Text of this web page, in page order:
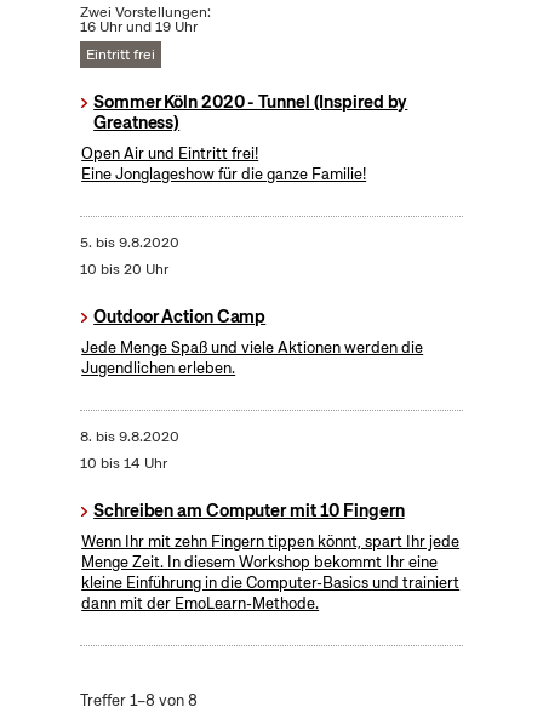
Zwei Vorstellungen:
16 Uhr und 19 Uhr
Eintritt frei
Sommer Köln 2020 - Tunnel (Inspired by
Greatness)
Open Air und Eintritt frei!
Eine Jonglageshow für die ganze Familie!
5. bis9.8.2020
10 bis 20 Uhr
Outdoor Action Camp
Jede Menge Spaß und viele Aktionen werden die
Jugendlichen erleben.
8. bis9.8.2020
10 bis 14 Uhr
Schreiben am Computer mit 10 Fingern
Wenn Ihr mit zehn Fingern tippen könnt, spart Ihr jede
Menge Zeit. In diesem Workshop bekommt Ihr eine
kleine Einführung in die Computer-Basics und trainiert
dann mit der EmoLearn-Methode.
Treffer 1–8 von 8